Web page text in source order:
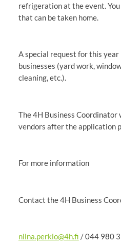
refrigeration at the event.
that can be taken home.
A special request for this
businesses (yard work,
cleaning, etc.).
The 4H Business
vendors after the application
For more information
Contact the 4H Business
niina.perkio@4h.fi / 044 980